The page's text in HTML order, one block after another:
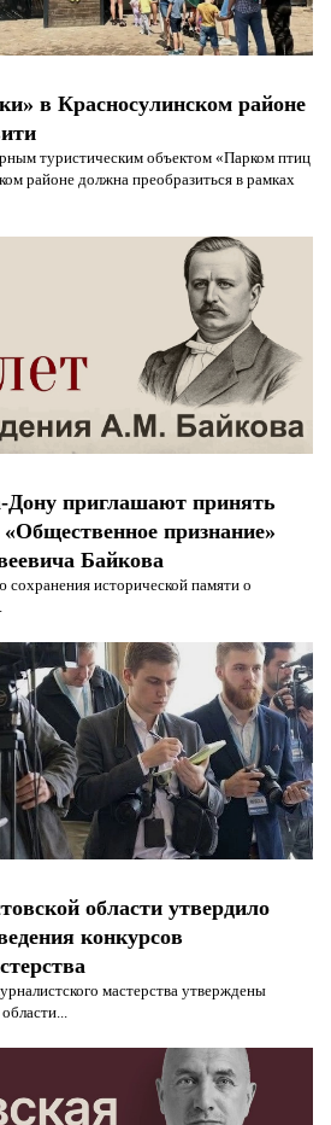
в Красносулинском районе
туристическим объектом «Парком птиц
районе должна преобразиться в рамках
Дону приглашают принять
признание»
Байкова
сохранения исторической памяти о
области утвердило
конкурсов
мастерства утверждены
конфиденциальности и
конфиденциальности и